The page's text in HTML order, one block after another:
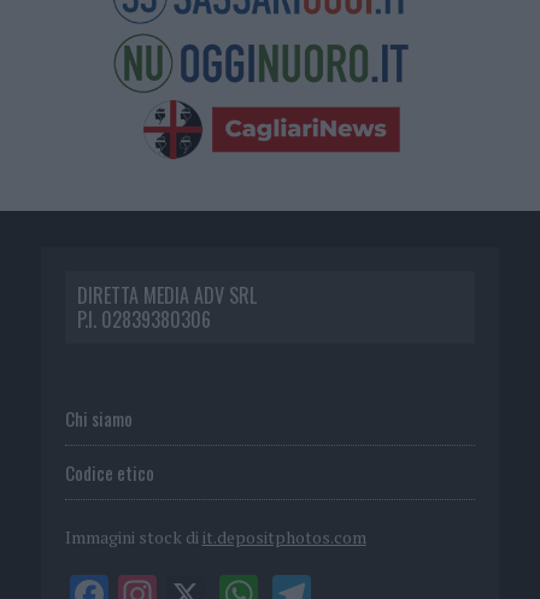
DIRETTA MEDIA ADV SRL
P.I. 02839380306
Chi siamo
Codice etico
Immagini stock di it.depositphotos.com